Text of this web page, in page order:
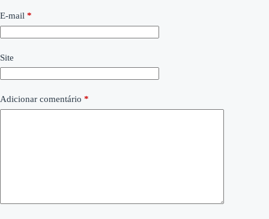
E-mail *
Site
Adicionar comentário *